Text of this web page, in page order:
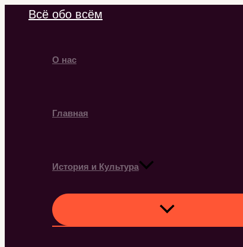
ПерейтиВсё обо всём
О нас
Главная
История и Культура